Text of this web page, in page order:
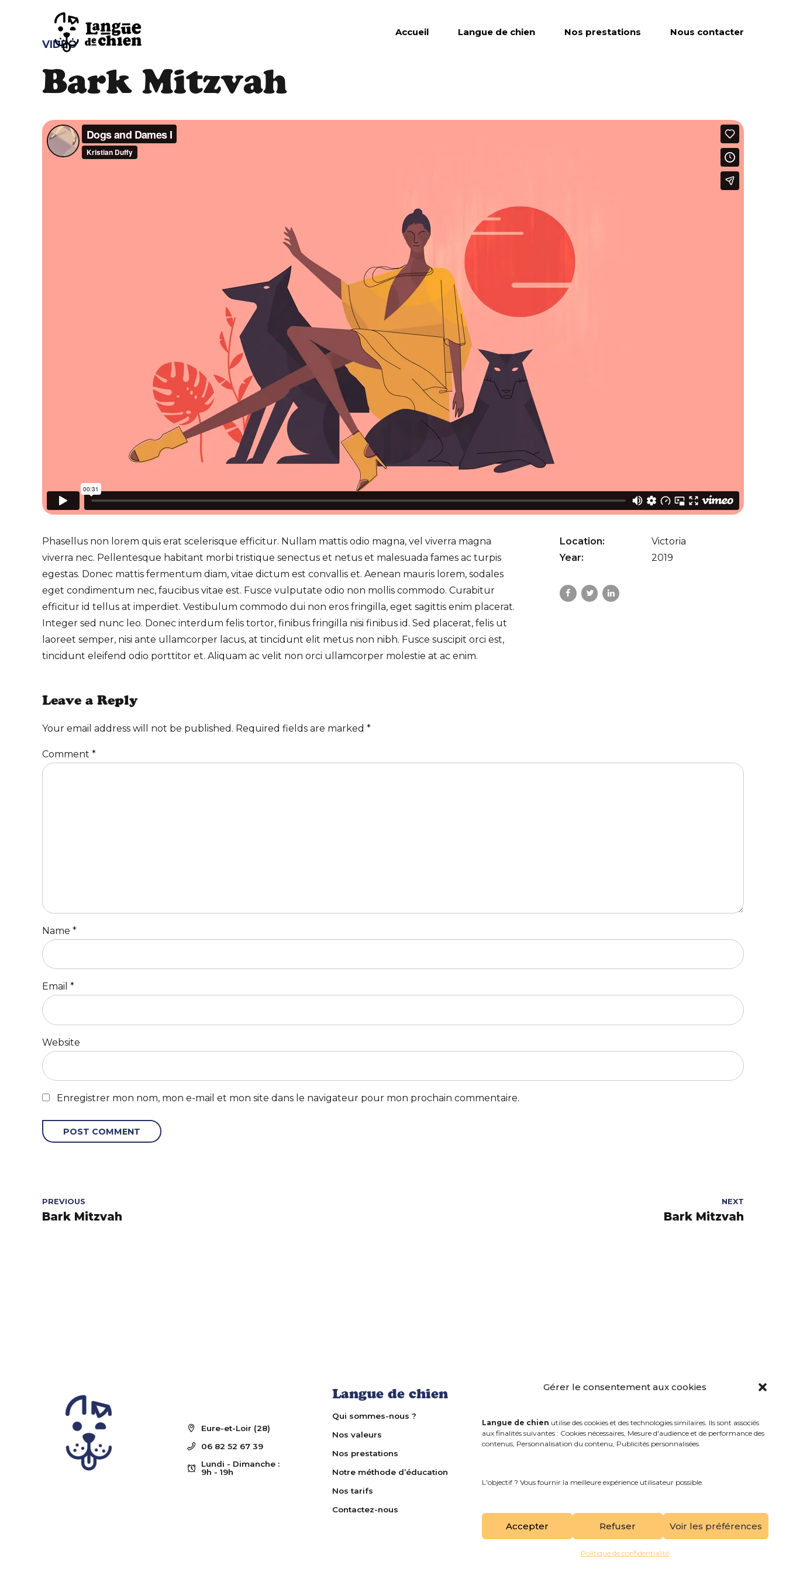
Gérer le consentement aux cookies
Langue de chien utilise des cookies et des technologies similaires. Ils sont associés
aux finalités suivantes : Cookies nécessaires, Mesure d'audience et de performance des
contenus, Personnalisation du contenu, Publicités personnalisées.
L'objectif ? Vous fournir la meilleure expérience utilisateur possible.
Accepter Refuser Voir les préférences
Politique de confidentialité
Accueil Langue de chien Nos prestations Nous contacter
VIDEO
Bark Mitzvah
Phasellus non lorem quis erat scelerisque efficitur. Nullam mattis odio magna, vel viverra magna
viverra nec. Pellentesque habitant morbi tristique senectus et netus et malesuada fames ac turpis
egestas. Donec mattis fermentum diam, vitae dictum est convallis et. Aenean mauris lorem, sodales
eget condimentum nec, faucibus vitae est. Fusce vulputate odio non mollis commodo. Curabitur
efficitur id tellus at imperdiet. Vestibulum commodo dui non eros fringilla, eget sagittis enim placerat.
Integer sed nunc leo. Donec interdum felis tortor, finibus fringilla nisi finibus id. Sed placerat, felis ut
laoreet semper, nisi ante ullamcorper lacus, at tincidunt elit metus non nibh. Fusce suscipit orci est,
tincidunt eleifend odio porttitor et. Aliquam ac velit non orci ullamcorper molestie at ac enim.
Location:
Victoria
Year:
2019
Leave a Reply
Your email address will not be published. Required fields are marked *
Comment *
Name *
Email *
Website
Enregistrer mon nom, mon e-mail et mon site dans le navigateur pour mon prochain commentaire.
POST COMMENT
PREVIOUS
Bark Mitzvah
NEXT
Bark Mitzvah
Eure-et-Loir (28)
06 82 52 67 39
Lundi - Dimanche :
9h - 19h
Langue de chien
Qui sommes-nous ?
Nos valeurs
Nos prestations
Notre méthode d’éducation
Nos tarifs
Contactez-nous
Accès rapides
Politique de confidentialité
Suivez-nous !